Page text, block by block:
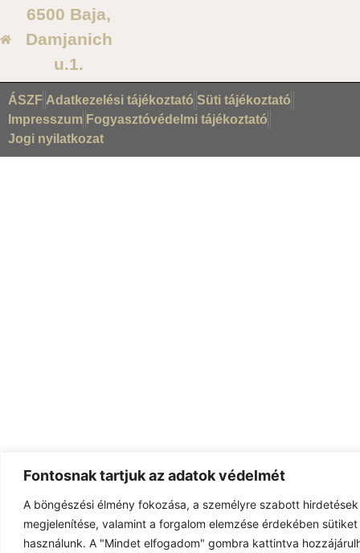
Fontosnak tartjuk az adatok védelmét
A böngészési élmény fokozása, a személyre szabott
megjelenítése, valamint a forgalom elemzése érdekében
használunk. A "Mindet elfogadom" gombra kattintva
6500 Baja,
Damjanich
u.1.
ÁSZF Adatkezelési tájékoztató Süti tájékoztató
Impresszum Fogyasztóvédelmi tájékoztató
Jogi nyilatkozat